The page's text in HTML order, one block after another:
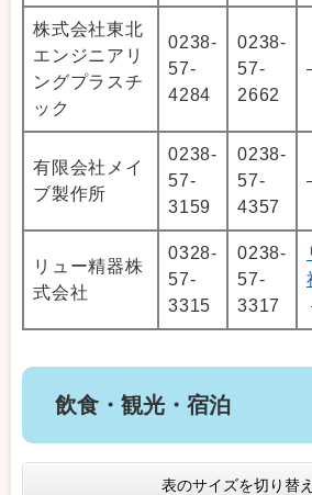
株式会社東北
エンジニアリ
ングプラスチ
ック
0238-
57-
4284
0238-
57-
2662
有限会社メイ
ブ製作所
0238-
57-
3159
0238-
57-
4357
リュー精器株
式会社
0328-
57-
3315
0238-
57-
3317
飲食・観光・宿泊
表のサイズを切り替